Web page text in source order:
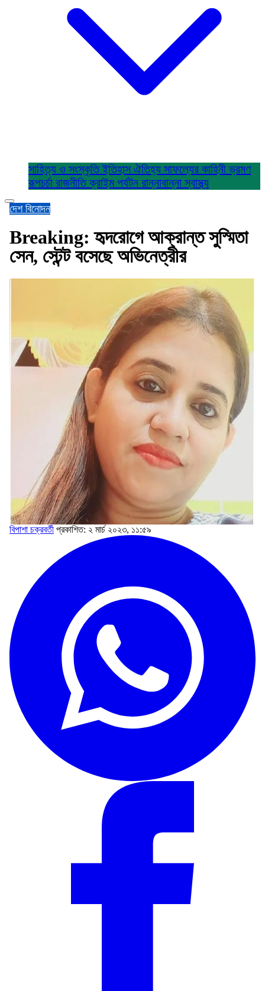
সাহিত্য ও সংস্কৃতিইতিহাস ঐতিহ্য সাফল্যের কাহিনীভ্রমণ
রূপচর্চা রাজনীতিক্রাইম পর্যটন রান্নাবান্নাস্বাস্থ্য
দেশ বিনোদন
Breaking: হৃদরোগে আক্রান্ত সুস্মিতা
সেন, স্টেন্ট বসেছে অভিনেত্রীর
বিপাশা চক্রবর্তী প্রকাশিত: ২ মার্চ ২০২৩, ১১:৫৯